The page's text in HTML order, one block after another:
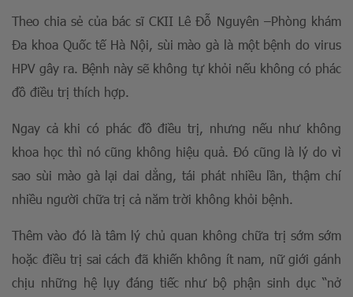
Theo chia sẻ của bác sĩ CKII Lê Đỗ Nguyên –Phòng khám
Đa khoa Quốc tế Hà Nội, sùi mào gà là một bệnh do virus
HPV gây ra. Bệnh này sẽ không tự khỏi nếu không có phác
đồ điều trị thích hợp.
Ngay cả khi có phác đồ điều trị, nhưng nếu như không
khoa học thì nó cũng không hiệu quả. Đó cũng là lý do vì
sao sùi mào gà lại dai dẳng, tái phát nhiều lần, thậm chí
nhiều người chữa trị cả năm trời không khỏi bệnh.
Thêm vào đó là tâm lý chủ quan không chữa trị sớm sớm
hoặc điều trị sai cách đã khiến không ít nam, nữ giới gánh
chịu những hệ lụy đáng tiếc như bộ phận sinh dục “nở